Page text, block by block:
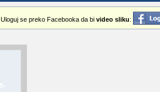
Uloguj se preko Facebooka da bi video sliku: